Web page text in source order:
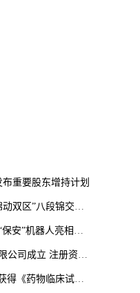
重要股东增持计划
”八段锦交流赛举
”机器人亮相宁波
成立 注册资本1万人
物临床试验批准通知